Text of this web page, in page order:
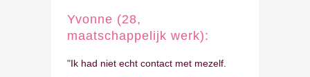
Yvonne (28,
maatschappelijk werk):
"Ik had niet echt contact met mezelf.